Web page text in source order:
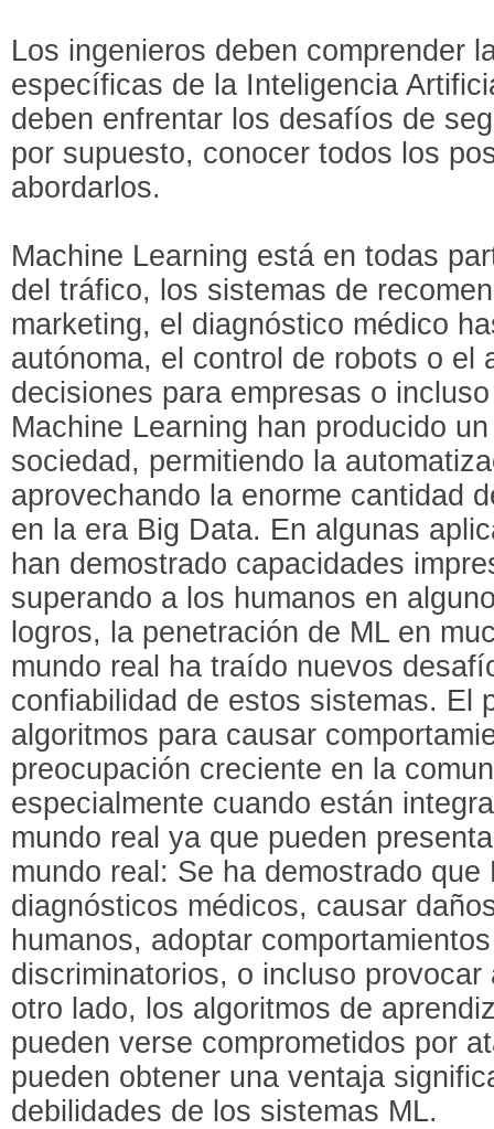
Los ingenieros deben comprender
específicas de la Inteligencia
deben enfrentar los desafíos de
por supuesto, conocer todos los
abordarlos.
Machine Learning está en todas
del tráfico, los sistemas de
marketing, el diagnóstico médico
autónoma, el control de robots o el
decisiones para empresas o
Machine Learning han producido
sociedad, permitiendo la
aprovechando la enorme cantidad
en la era Big Data. En algunas
han demostrado capacidades
superando a los humanos en
logros, la penetración de ML en
mundo real ha traído nuevos
confiabilidad de estos sistemas. El
algoritmos para causar
preocupación creciente en la
especialmente cuando están
mundo real ya que pueden
mundo real: Se ha demostrado
diagnósticos médicos, causar
humanos, adoptar
discriminatorios, o incluso
otro lado, los algoritmos de
pueden verse comprometidos por
pueden obtener una ventaja
debilidades de los sistemas ML.